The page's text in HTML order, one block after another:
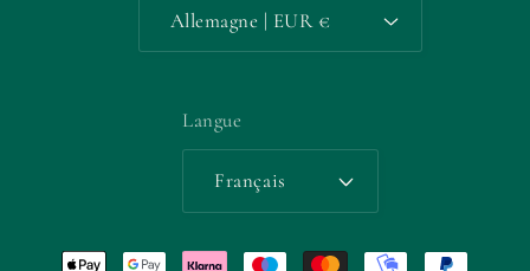
Allemagne | EUR €
Langue
Français
Moyens